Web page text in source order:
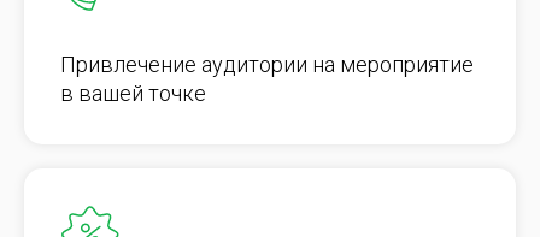
Привлечение аудитории на мероприятие
в вашей точке